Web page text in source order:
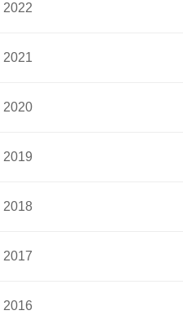
2022
2021
2020
2019
2018
2017
2016